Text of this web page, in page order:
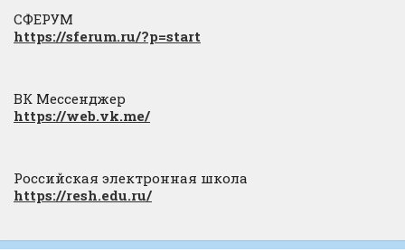
СФЕРУМ
https://sferum.ru/?p=start
ВК Мессенджер
https://web.vk.me/
Российская электронная школа
https://resh.edu.ru/